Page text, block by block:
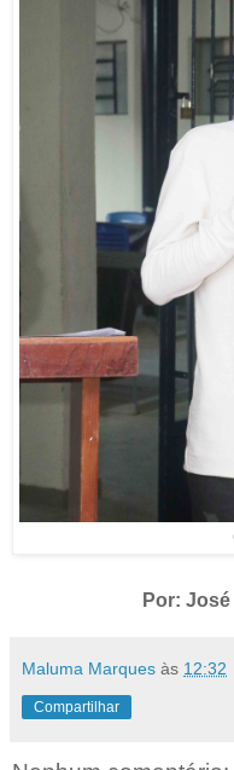
Por:
Maluma Marques às 12:32
Compartilhar